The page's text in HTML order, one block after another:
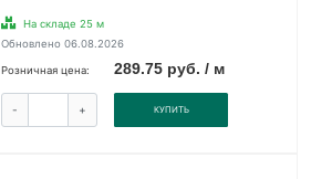
На складе 25 м
Обновлено 06.08.2026
Розничная цена: 289.75 руб. / м
- + КУПИТЬ